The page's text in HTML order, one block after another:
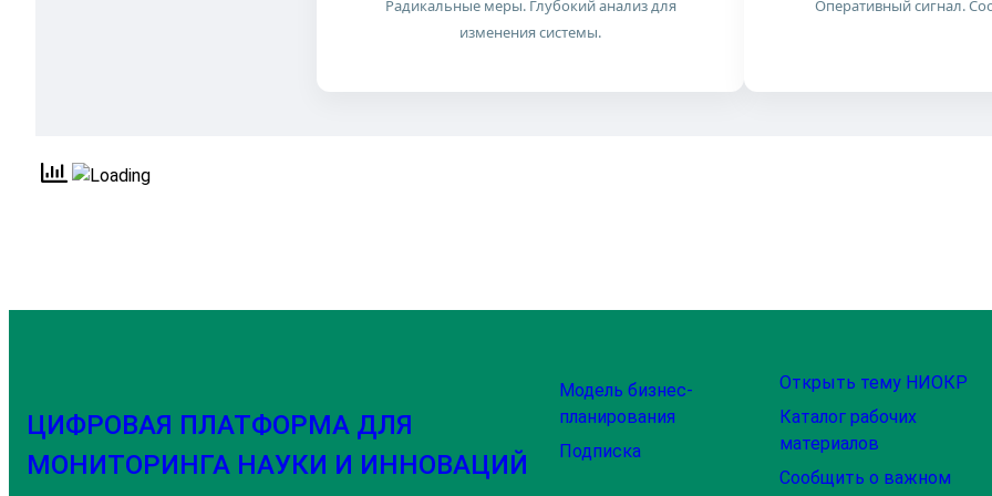
Радикальные меры. Глубокий анализ для
изменения системы.
Оперативный сигнал.
ЦИФРОВАЯ ПЛАТФОРМА ДЛЯ
МОНИТОРИНГА НАУКИ И ИННОВАЦИЙ
Модель бизнес-
планирования
Подписка
Открыть тему НИОКР
Каталог рабочих
материалов
Сообщить о важном